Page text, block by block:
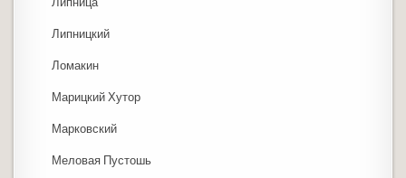
Липницкий
Ломакин
Марицкий Хутор
Марковский
Меловая Пустошь